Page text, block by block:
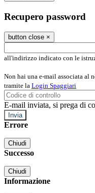
Recupero password
button close ×
all'indirizzo indicato con le
Non hai una e-mail associata al
tramite la Login Spaggiari
E-mail inviata, si prega di
Errore
Chiudi
Successo
Chiudi
Informazione